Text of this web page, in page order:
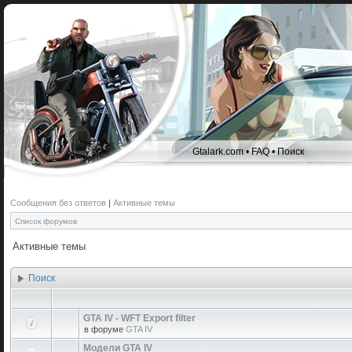
Gtalark.com •FAQ•Поиск
Сообщения без ответов | Активные темы
Список форумов
Активные темы
Поиск
GTA IV - WFT Export filter
в форуме GTA IV
Модели GTA IV